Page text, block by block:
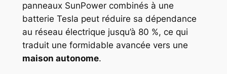
panneaux SunPower combinés à une
batterie Tesla peut réduire sa dépendance
au réseau électrique jusqu’à 80 %, ce qui
traduit une formidable avancée vers une
maison autonome.